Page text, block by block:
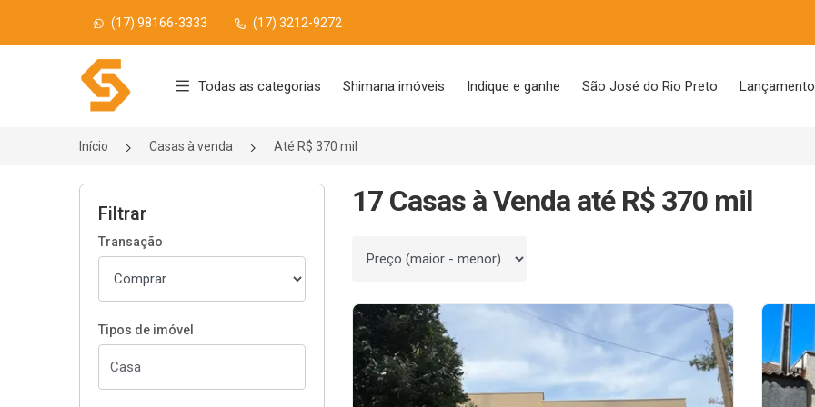
(17) 98166-3333 (17) 3212-9272
Página inicial
Todas as categorias Shimana imóveis Indique e ganhe São José do Rio Preto
Início Casas à venda Até R$ 370 mil
Filtrar
Transação
Tipos de imóvel
17 Casas à Venda até R$ 370 mil
Ordenar por